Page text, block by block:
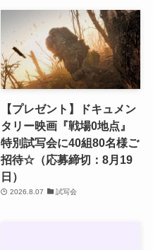
【プレゼント】ドキュメン
タリー映画『戦場0地点』
特別試写会に40組80名様ご
招待☆（応募締切：8月19
日）
2026.8.07 試写会